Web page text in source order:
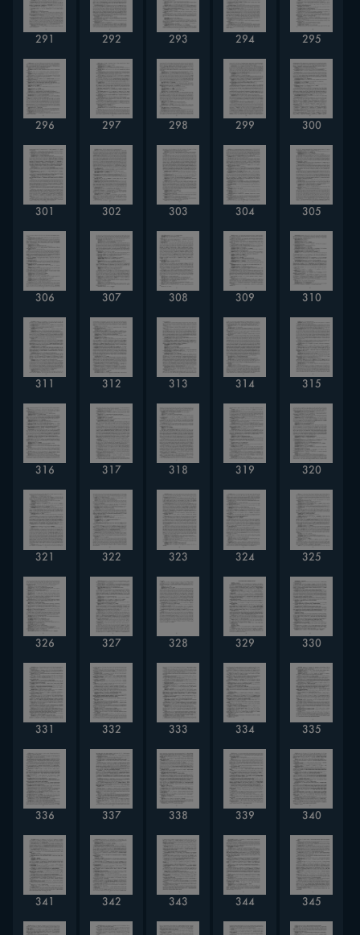
291 292 293 294 295
296 297 298 299 300
301 302 303 304 305
306 307 308 309 310
311 312 313 314 315
316 317 318 319 320
321 322 323 324 325
326 327 328 329 330
331 332 333 334 335
336 337 338 339 340
341 342 343 344 345